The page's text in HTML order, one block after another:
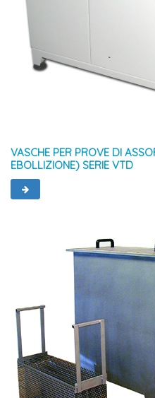
VASCHE PER PROVE DI
EBOLLIZIONE) SERIE VTD